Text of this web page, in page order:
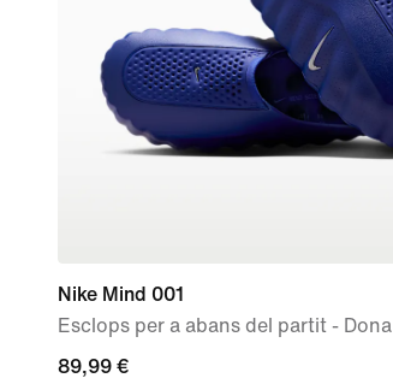
Nike Mind 001
Esclops per a abans del partit - Dona
89,99 €
89,99 €